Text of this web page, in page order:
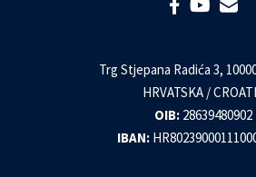
Trg Stjepana Radića 3,
HRVATSKA /
OIB: 28639480902
IBAN: